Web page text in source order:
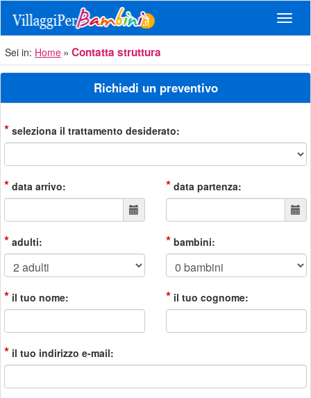
Sei in: Home Contatta struttura
Richiedi un preventivo
* seleziona il trattamento desiderato:
* data arrivo: * data partenza:
* adulti: * bambini:
* il tuo nome: * il tuo cognome:
* il tuo indirizzo e-mail: